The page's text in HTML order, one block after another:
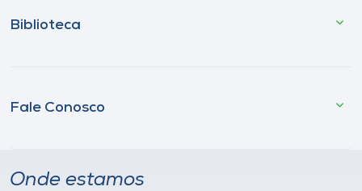
Biblioteca
Fale Conosco
Onde estamos